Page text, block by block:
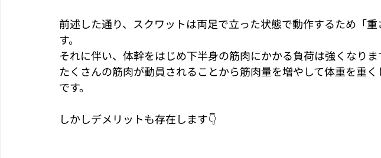
前述した通り、スクワットは両足で立った状態で動作するため「
す。
それに伴い、体幹をはじめ下半身の筋肉にかかる負荷は強くなりま
たくさんの筋肉が動員されることから筋肉量を増やして体重を重
です。
しかしデメリットも存在します👇